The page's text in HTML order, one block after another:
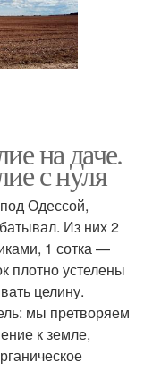
на даче.
с нуля
Одессой,
Из них 2
1 сотка —
плотно устелены
целину.
мы претворяем
к земле,